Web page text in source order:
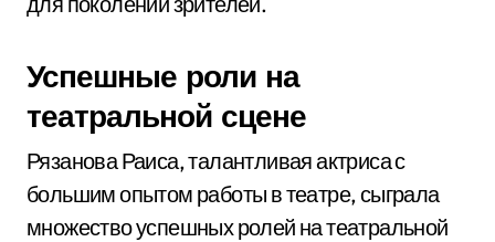
Успешные роли на
театральной сцене
Рязанова Раиса, талантливая актриса с
большим опытом работы в театре, сыграла
множество успешных ролей на театральной